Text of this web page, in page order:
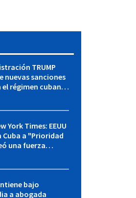
TRUMP
nuevas sanciones
régimen cubano:
York Times: EEUU
Cuba a "Prioridad
bajo
a abogada